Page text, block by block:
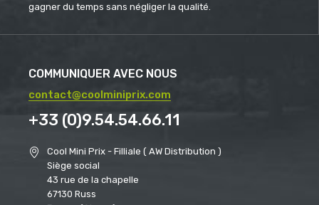
gagner du temps sans négliger la qualité.
COMMUNIQUER AVEC NOUS
contact@coolminiprix.com
+33 (0)9.54.54.66.11
Cool Mini Prix - Filliale ( AW Distribution )
Siège social
43 rue de la chapelle
67130 Russ